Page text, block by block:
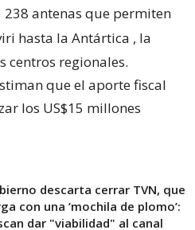
238 antenas que permiten
hasta la Antártica , la
centros regionales.
que el aporte fiscal
los US$15 millones
descarta cerrar TVN, que
con una ’mochila de plomo’:
dar "viabilidad" al canal